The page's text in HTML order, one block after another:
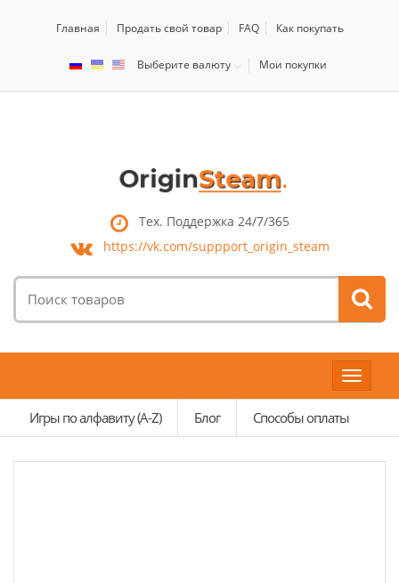
Главная Продать свой товар FAQ Как покупать
Выберите валюту Мои покупки
Тех. Поддержка 24/7/365
https://vk.com/suppport_origin_steam
товаров:
Toggle
Игры по алфавиту (A-Z)
Блог Способы оплаты